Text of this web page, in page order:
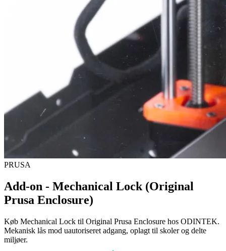
PRUSA
Add-on - Mechanical Lock (Original
Prusa Enclosure)
Køb Mechanical Lock til Original Prusa Enclosure hos ODINTEK.
Mekanisk lås mod uautoriseret adgang, oplagt til skoler og delte
miljøer.